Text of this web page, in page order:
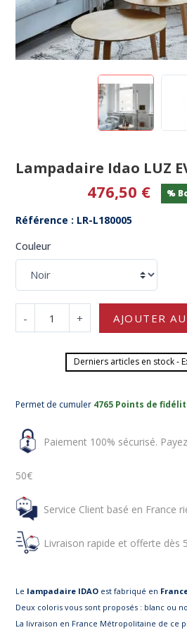
Lampadaire Idao LUZ
476,50 € %
Référence : LR-L180005
Couleur
- + AJOUTER
Derniers articles en stock -
Permet de cumuler 4765 Points de
Paiement 100% sécurisé.
50€
Service Client basé en France
Livraison rapide et offerte dès
Le lampadaire IDAO est fabriqué en
Deux coloris vous sont proposés : blanc ou
La livraison en France Métropolitaine de ce